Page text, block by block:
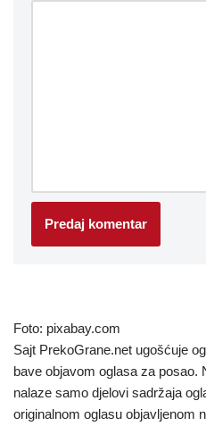
Foto: pixabay.com
Sajt PrekoGrane.net ugošćuje
bave objavom oglasa za posao.
nalaze samo djelovi sadržaja
originalnom oglasu objavljenom